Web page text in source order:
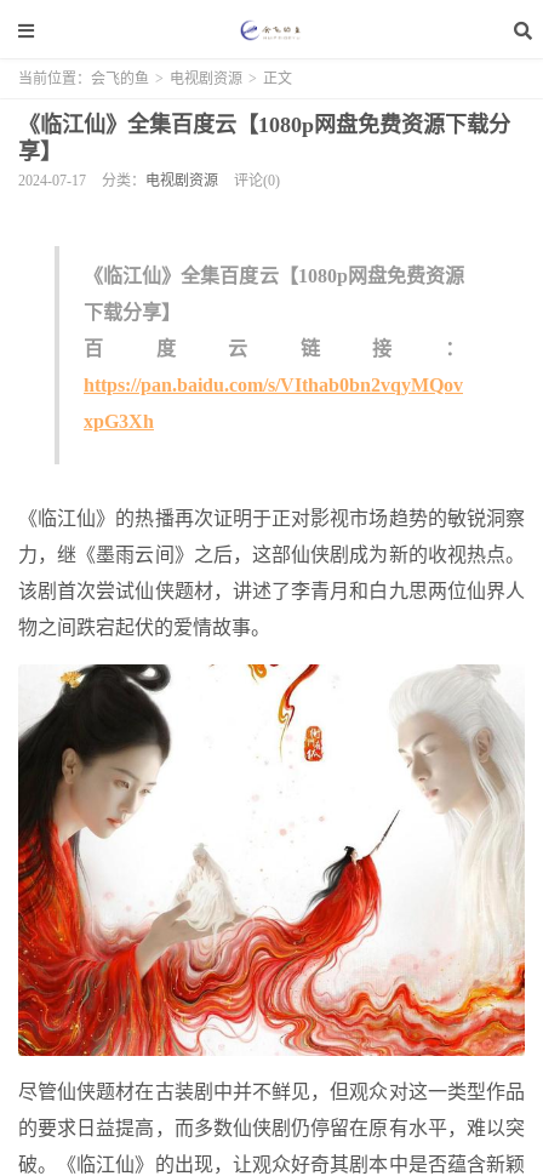
当前位置： 会飞的鱼 > 电视剧资源 > 正文
《临江仙》全集百度云【1080p网盘免费资源下载分
享】
2024-07-17 分类： 电视剧资源 评论(0)
《临江仙》全集百度云【1080p网盘免费资源
下载分享】
百度云链接：
https://pan.baidu.com/s/VIthab0bn2vqyMQov
xpG3Xh
《临江仙》的热播再次证明于正对影视市场趋势的敏锐洞察
力，继《墨雨云间》之后，这部仙侠剧成为新的收视热点。
该剧首次尝试仙侠题材，讲述了李青月和白九思两位仙界人
物之间跌宕起伏的爱情故事。
尽管仙侠题材在古装剧中并不鲜见，但观众对这一类型作品
的要求日益提高，而多数仙侠剧仍停留在原有水平，难以突
破。《临江仙》的出现，让观众好奇其剧本中是否蕴含新颖